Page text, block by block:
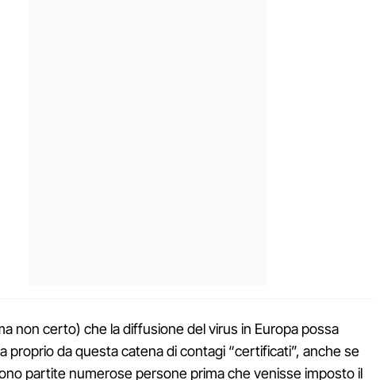
non certo) che la diffusione del virus in Europa possa
proprio da questa catena di contagi “certificati”, anche se
partite numerose persone prima che venisse imposto il